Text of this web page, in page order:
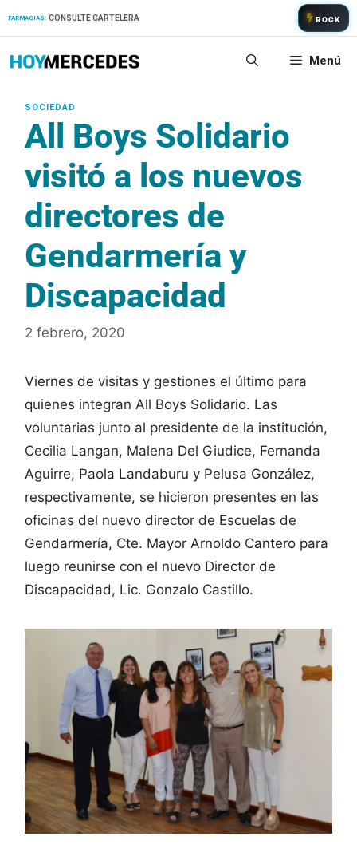
FARMACIAS: CONSULTE CARTELERA ROCK
Menú
All Boys Solidario
visitó a los nuevos
directores de
Gendarmería y
Discapacidad
2 febrero, 2020
Viernes de visitas y gestiones el último para
quienes integran All Boys Solidario. Las
voluntarias junto al presidente de la institución,
Cecilia Langan, Malena Del Giudice, Fernanda
Aguirre, Paola Landaburu y Pelusa González,
respectivamente, se hicieron presentes en las
oficinas del nuevo director de Escuelas de
Gendarmería, Cte. Mayor Arnoldo Cantero para
luego reunirse con el nuevo Director de
Discapacidad, Lic. Gonzalo Castillo.